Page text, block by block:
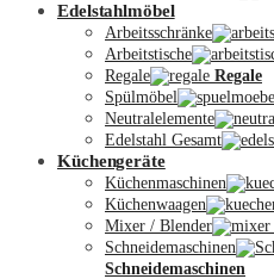
Edelstahlmöbel
Arbeitsschränke
Arbeitstische
Regale
Regale
Spülmöbel
Neutralelemente
Edelstahl Gesamt
Küchengeräte
Küchenmaschinen
Küchenwaagen
Mixer / Blender
Schneidemaschinen
Schneidemaschinen